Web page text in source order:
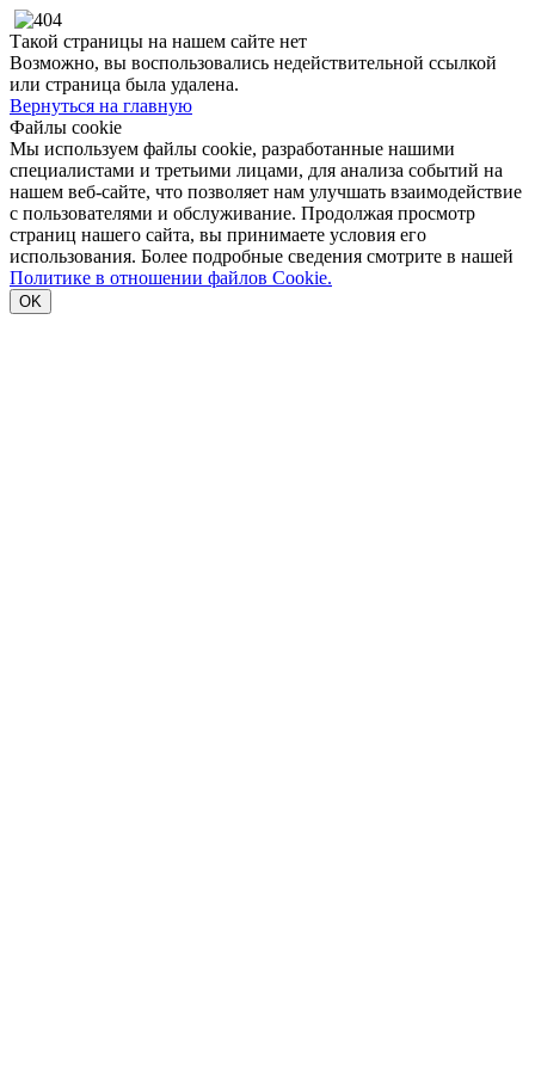
Такой страницы на нашем сайте нет
Возможно, вы воспользовались недействительной ссылкой
или страница была удалена.
Вернуться на главную
Файлы cookie
Мы используем файлы cookie, разработанные нашими
специалистами и третьими лицами, для анализа событий на
нашем веб-сайте, что позволяет нам улучшать взаимодействие
с пользователями и обслуживание. Продолжая просмотр
страниц нашего сайта, вы принимаете условия его
использования. Более подробные сведения смотрите в нашей
Политике в отношении файлов Cookie.
OK